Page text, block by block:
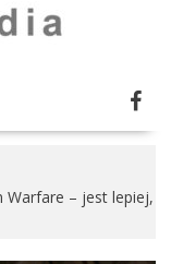
Warfare – jest lepiej,